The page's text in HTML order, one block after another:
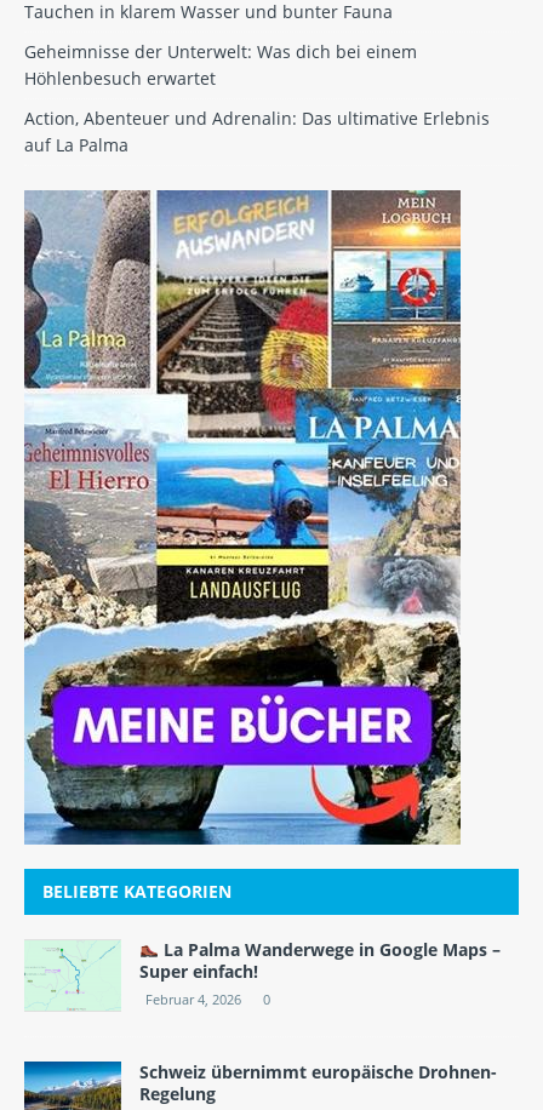
Tauchen in klarem Wasser und bunter Fauna
Geheimnisse der Unterwelt: Was dich bei einem
Höhlenbesuch erwartet
Action, Abenteuer und Adrenalin: Das ultimative Erlebnis
auf La Palma
BELIEBTE KATEGORIEN
La Palma Wanderwege in Google Maps –
Super einfach!
Februar 4, 2026 0
Schweiz übernimmt europäische Drohnen-
Regelung